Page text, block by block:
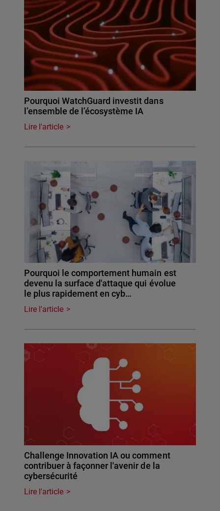
Pourquoi WatchGuard investit dans
l’ensemble de l’écosystème IA
Lire l'article
Pourquoi le comportement humain est
devenu la surface d'attaque qui évolue
le plus rapidement en cyb…
Lire l'article
Challenge Innovation IA ou comment
contribuer à façonner l'avenir de la
cybersécurité
Lire l'article